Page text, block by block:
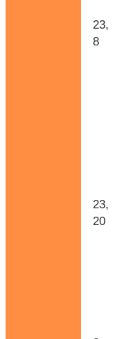
23,
8
23,
20